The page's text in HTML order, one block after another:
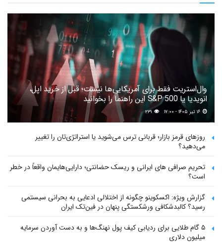
وال‌استریت فقط برای آمریکایی‌ها نیست؛ قبل از خرید اپل،
انویدیا یا S&P 500 این راهنما را بخوانید
۲۳۱
روزهای قرمز بازار؛ قربانی ترس می‌شوید یا استراتژی‌تان را تغییر
می‌دهید؟
تحریم صرافی های ایرانی و ریسک حضانتی؛ دارایی‌هایمان واقعاً در خطر
است؟
گزارش ویژه: اکسکوینو چگونه از اختلالی ادعایی به بحرانی سیستمی
رسید؟ کالبدشکافی ورشکستگی پنهان در فین‌تک ایران
۵ گام طلایی برای ردیابی کیف پول‌ نهنگ‌ها و به دست آوردن سرمایه
میلیون دلاری